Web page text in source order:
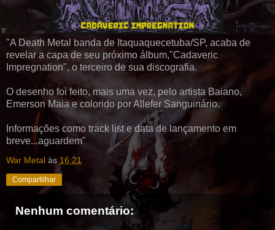
"A Death Metal banda de Itaquaquecetuba/SP, acaba de
revelar a capa de seu próximo álbum,"Cadaveric
Impregnation", o terceiro de sua discografia.
O desenho foi feito, mais uma vez, pelo artista Baiano,
Emerson Maia e colorido por Allefer Sanguinário.
Informações como track list e data de lançamento em
breve...aguardem"
War Metal às16:21
Compartilhar
Nenhum comentário: